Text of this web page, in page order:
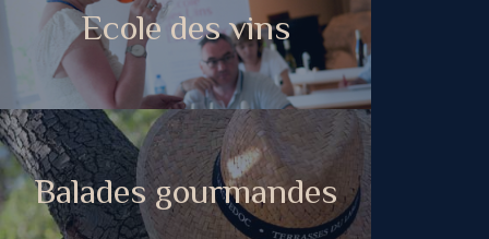
Ecole des vins
Balades gourmandes